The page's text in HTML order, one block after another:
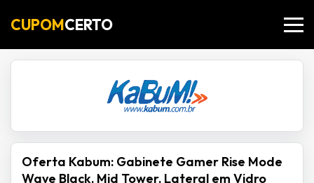
CUPOMCERTO
Oferta Kabum: Gabinete Gamer Rise Mode
Wave Black, Mid Tower, Lateral em Vidro